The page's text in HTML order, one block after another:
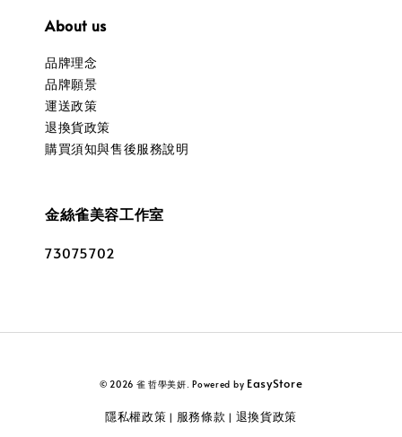
About us
品牌理念
品牌願景
運送政策
退換貨政策
購買須知與售後服務說明
金絲雀美容工作室
73075702
© 2026 雀 哲學美妍. Powered by EasyStore
隱私權政策 | 服務條款 | 退換貨政策